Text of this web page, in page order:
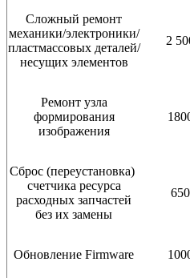
Сложный ремонт
механики/электроники/
пластмассовых деталей/
несущих элементов
2
Ремонт узла
формирования
изображения
Сброс (переустановка)
счетчика ресурса
расходных запчастей
без их замены
Обновление Firmware